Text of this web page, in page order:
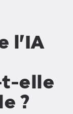
l'IA
elle
?